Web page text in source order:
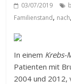
03/07/2019
Familienstand, nach,
In einem Krebs-
Patienten mit
2004 und